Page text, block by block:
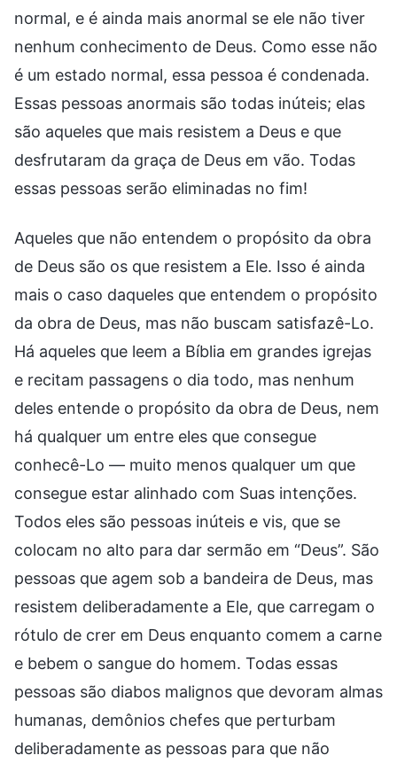
normal, e é ainda mais anormal se ele não tiver
nenhum conhecimento de Deus. Como esse não
é um estado normal, essa pessoa é condenada.
Essas pessoas anormais são todas inúteis; elas
são aqueles que mais resistem a Deus e que
desfrutaram da graça de Deus em vão. Todas
essas pessoas serão eliminadas no fim!
Aqueles que não entendem o propósito da obra
de Deus são os que resistem a Ele. Isso é ainda
mais o caso daqueles que entendem o propósito
da obra de Deus, mas não buscam satisfazê-Lo.
Há aqueles que leem a Bíblia em grandes igrejas
e recitam passagens o dia todo, mas nenhum
deles entende o propósito da obra de Deus, nem
há qualquer um entre eles que consegue
conhecê-Lo — muito menos qualquer um que
consegue estar alinhado com Suas intenções.
Todos eles são pessoas inúteis e vis, que se
colocam no alto para dar sermão em “Deus”. São
pessoas que agem sob a bandeira de Deus, mas
resistem deliberadamente a Ele, que carregam o
rótulo de crer em Deus enquanto comem a carne
e bebem o sangue do homem. Todas essas
pessoas são diabos malignos que devoram almas
humanas, demônios chefes que perturbam
deliberadamente as pessoas para que não